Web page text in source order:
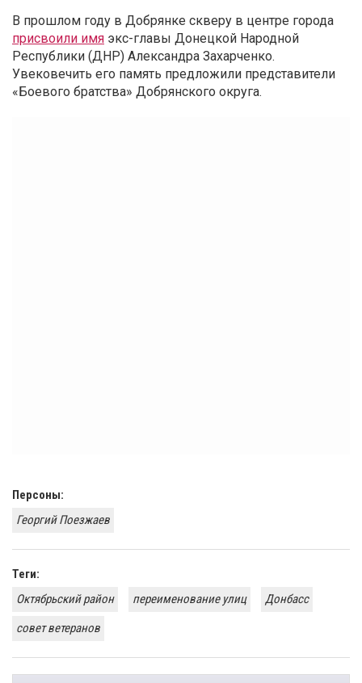
В прошлом году в Добрянке скверу в центре города
присвоили имя экс-главы Донецкой Народной
Республики (ДНР) Александра Захарченко.
Увековечить его память предложили представители
«Боевого братства» Добрянского округа.
Персоны:
Георгий Поезжаев
Теги:
Октябрьский район
переименование улиц
Донбасс
совет ветеранов